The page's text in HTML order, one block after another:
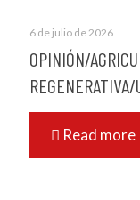
6 de julio de 2026
OPINIÓN/
Read more